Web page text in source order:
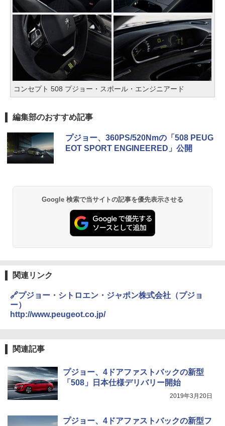
コンセプト 508 プジョー・スポール・エンジニアード
編集部のおすすめ記事
プジョー、360PS/520Nmの「508 PEUG
EOT SPORT ENGINEERED」公開
Google 検索で当サイトの記事を優先表示させる
関連リンク
🔗プジョー・シトロエン・ジャポン株式会社（プジョ
ー）
http://www.peugeot.co.jp/
関連記事
プジョー、4ドアファストバックの新型
「508」日本仕様デリバリー開始
2019年3月20日
プジョー、4ドアファストバックの新型フ